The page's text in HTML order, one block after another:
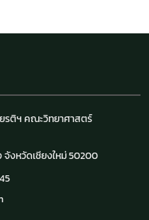
รติฯ คณะวิทยาศาสตร์
จังหวัดเชียงใหม่ 50200